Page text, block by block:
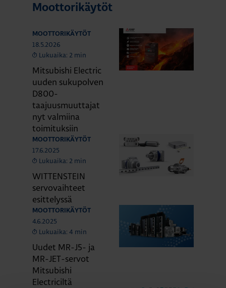
Moottorikäytöt
MOOTTORIKÄYTÖT
18.5.2026
Lukuaika: 2 min
Mitsubishi Electric
uuden sukupolven
D800-
taajuusmuuttajat
nyt valmiina
toimituksiin
MOOTTORIKÄYTÖT
17.6.2025
Lukuaika: 2 min
WITTENSTEIN
servovaihteet
esittelyssä
MOOTTORIKÄYTÖT
4.6.2025
Lukuaika: 4 min
Uudet MR-J5- ja
MR-JET-servot
Mitsubishi
Electriciltä